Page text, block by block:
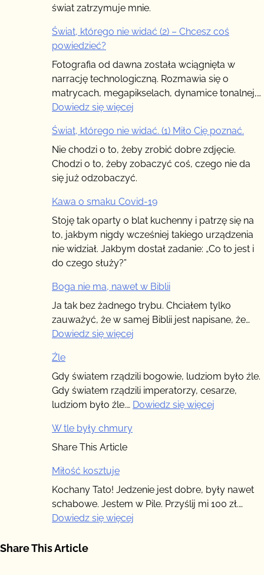
świat zatrzymuje mnie.
Świat, którego nie widać (2) – Chcesz coś
powiedzieć?
Fotografia od dawna została wciągnięta w
narrację technologiczną. Rozmawia się o
matrycach, megapikselach, dynamice tonalnej,…
Dowiedz się więcej
którego
nie
widać
(2)
Chcesz
coś
powiedzieć?
Świat, którego nie widać. (1) Miło Cię poznać.
Nie chodzi o to, żeby zrobić dobre zdjęcie.
Chodzi o to, żeby zobaczyć coś, czego nie da
się już odzobaczyć.
Kawa o smaku Covid-19
Stoję tak oparty o blat kuchenny i patrzę się na
to, jakbym nigdy wcześniej takiego urządzenia
nie widział. Jakbym dostał zadanie: „Co to jest i
do czego służy?”
Boga nie ma, nawet w Biblii
Ja tak bez żadnego trybu. Chciałem tylko
zauważyć, że w samej Biblii jest napisane, że…
Dowiedz się więcej
ma,
nawet
w
Źle
Gdy światem rządzili bogowie, ludziom było źle.
Gdy światem rządzili imperatorzy, cesarze,
ludziom było źle.… Dowiedz się więcej
W tle były chmury
Share This Article
Miłość kosztuje
Kochany Tato! Jedzenie jest dobre, były nawet
schabowe. Jestem w Pile. Przyślij mi 100 zł.…
Dowiedz się więcej
Share This Article